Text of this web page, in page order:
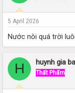
5 April 2026
Nước nôi quá trời
H huynh gia
Thất Phẩm